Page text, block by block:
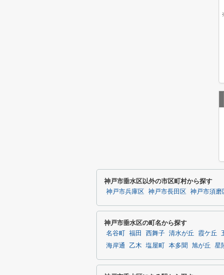
神戸市垂水区以外の市区町村から探す
神戸市兵庫区 神戸市長田区 神戸市須磨
神戸市垂水区の町名から探す
名谷町 福田 西舞子 清水が丘 霞ケ丘
海岸通
乙木 塩屋町 本多聞 旭が丘 星